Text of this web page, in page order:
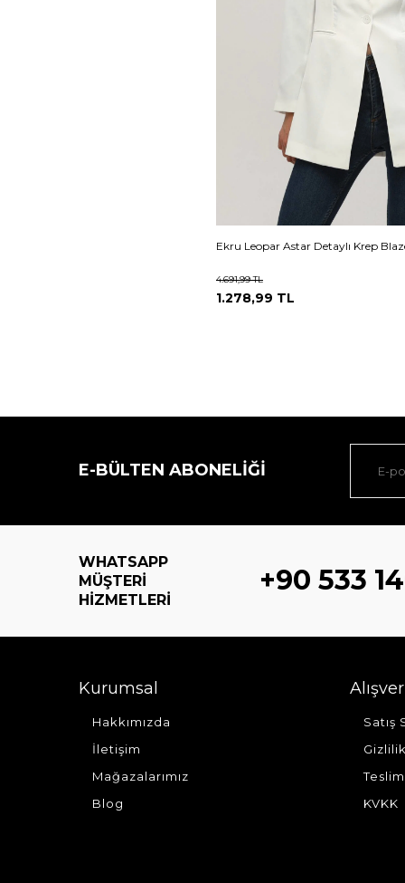
Ekru Leopar Astar Detaylı Krep
4.691,99TL
1.278,99 TL
E-BÜLTEN ABONELIĞI
WHATSAPP
MÜŞTERI
HIZMETLERI
+90 533
Kurumsal
Hakkımızda
İletişim
Mağazalarımız
Blog
Satış
KVKK